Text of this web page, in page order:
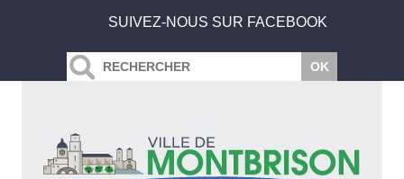
SUIVEZ-NOUS SUR FACEBOOK